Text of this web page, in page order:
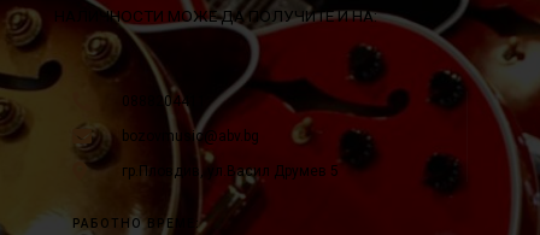
НАЛИЧНОСТИ МОЖЕ ДА ПОЛУЧИТЕ И НА:
0888204411
bozovmusic@abv.bg
гр.Пловдив, ул.Васил Друмев 5
РАБОТНО ВРЕМЕ: